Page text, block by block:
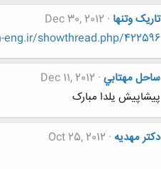
تاریک وتنها Dec 30, 2012
showthread.php/422596
ساحل مهتابي Dec 11, 2012
پیشاپیش یلدا مبارک
دکتر مهدیه Oct 25, 2012